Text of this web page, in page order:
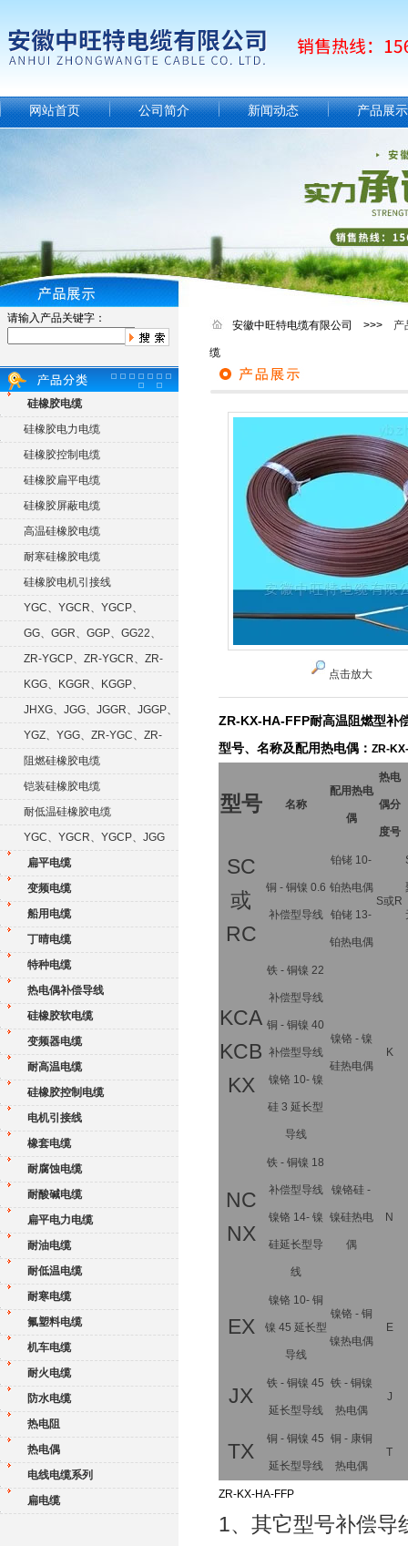
网站首页 公司简介 新闻动态 产品展示
请输入产品关键字：
硅橡胶电缆
硅橡胶电力电缆
硅橡胶控制电缆
硅橡胶扁平电缆
硅橡胶屏蔽电缆
高温硅橡胶电缆
耐寒硅橡胶电缆
硅橡胶电机引接线
YGC、YGCR、YGCP、
YGCRP
GG、GGR、GGP、GG22、
GGRP
ZR-YGCP、ZR-YGCR、ZR-
YGCRP
KGG、KGGR、KGGP、
KGGRP
JHXG、JGG、JGGR、JGGP、
JGGFYGZ、YGG、ZR-YGC、ZR-
KGG阻燃硅橡胶电缆
铠装硅橡胶电缆
耐低温硅橡胶电缆
YGC、YGCR、YGCP、JGG
扁平电缆
变频电缆
船用电缆
丁晴电缆
特种电缆
热电偶补偿导线
硅橡胶软电缆
变频器电缆
耐高温电缆
硅橡胶控制电缆
电机引接线
橡套电缆
耐腐蚀电缆
耐酸碱电缆
扁平电力电缆
耐油电缆
耐低温电缆
耐寒电缆
氟塑料电缆
机车电缆
耐火电缆
防水电缆
热电阻
热电偶
电线电缆系列
扁电缆
安徽中旺特电缆有限公司 >>> 产
缆
点击放大
ZR-KX-HA-FFP耐高温阻燃型补
型号、名称及配用热电偶： ZR-
型号 名称
配用热电
偶
热电
偶分
度号
SC
或
RC
铜 - 铜镍 0.6
补偿型导线
铂铑 10-
铂热电偶
铂铑 13-
铂热电偶
S或R
KCA
KCB
KX
铁 - 铜镍 22
补偿型导线
铜 - 铜镍 40
补偿型导线
镍铬 10- 镍
硅 3 延长型
导线
镍铬 - 镍
硅热电偶
K
NC
NX
铁 - 铜镍 18
补偿型导线
镍铬 14- 镍
硅延长型导
线
镍铬硅 -
镍硅热电
偶
N
EX
镍铬 10- 铜
镍 45 延长型
导线
镍铬 - 铜
镍热电偶
E
JX
铁 - 铜镍 45
延长型导线
铁 - 铜镍
热电偶
J
TX
铜 - 铜镍 45
延长型导线
铜 - 康铜
热电偶
T
ZR-KX-HA-FFP
1、其它型号补偿导